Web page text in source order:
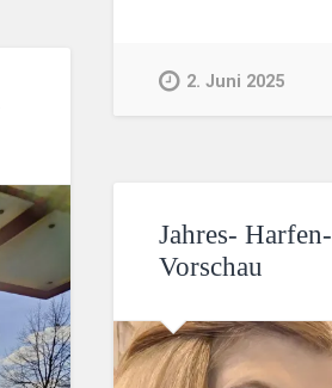
2. Juni 2025
Jahres-
Vorschau